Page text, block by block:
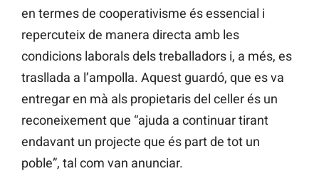
en termes de cooperativisme és essencial i
repercuteix de manera directa amb les
condicions laborals dels treballadors i, a més, es
trasllada a l’ampolla. Aquest guardó, que es va
entregar en mà als propietaris del celler és un
reconeixement que “ajuda a continuar tirant
endavant un projecte que és part de tot un
poble”, tal com van anunciar.